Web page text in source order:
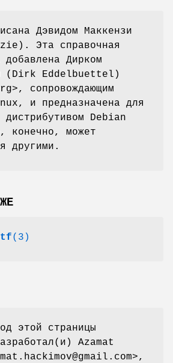
Дэвидом Маккензи
Эта справочная
добавлена Дирком
(Dirk Eddelbuettel)
сопровождающим
и предназначена для
дистрибутивом Debian
конечно, может
другими.
(3)
этой страницы
Azamat